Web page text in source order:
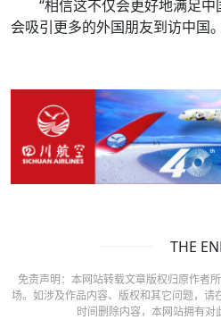
“相信这不仅会更好地满足
会吸引更多的外国朋友到访中国。
THE
免责声明：本网站转载文章版权归原作者
场。如涉及作品内容、版权和其它问题，
时间删除内容，本网站拥有对